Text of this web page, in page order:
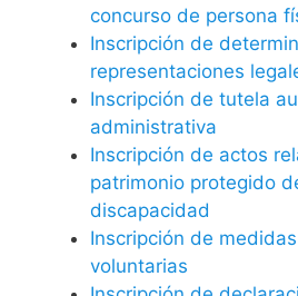
concurso de persona
Inscripción de
representaciones
Inscripción de tutela
administrativa
Inscripción de actos
patrimonio protegido
discapacidad
Inscripción de
voluntarias